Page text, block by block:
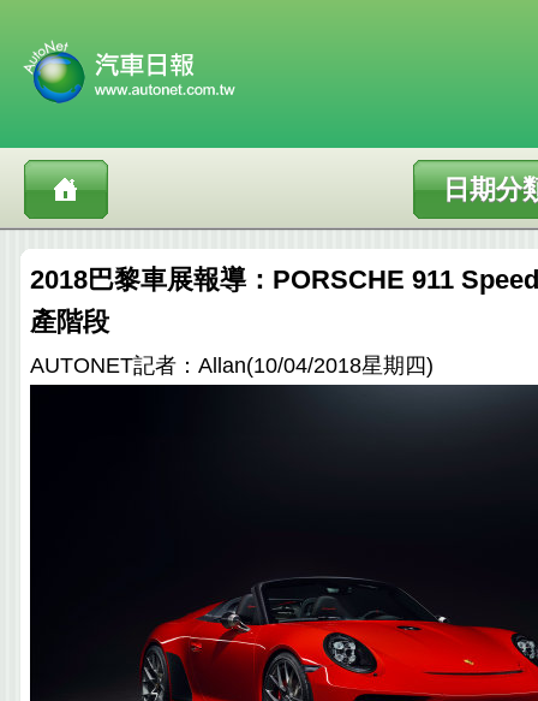
日期分
2018巴黎車展報導：PORSCHE 911
產階段
AUTONET記者：Allan(10/04/2018星期四)